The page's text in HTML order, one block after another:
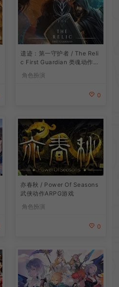
遗迹：第一守护者 / The Reli
c First Guardian 类魂动作R
PG游戏
角色扮演
0
亦春秋 / Power Of Seasons
武侠动作ARPG游戏
角色扮演
0